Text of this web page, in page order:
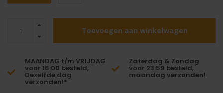
Toevoegen aan winkelwagen
MAANDAG t/m VRIJDAG
voor 16:00 besteld,
Dezelfde dag
verzonden!*
Zaterdag & Zondag
voor 23:59 besteld,
maandag verzonden!